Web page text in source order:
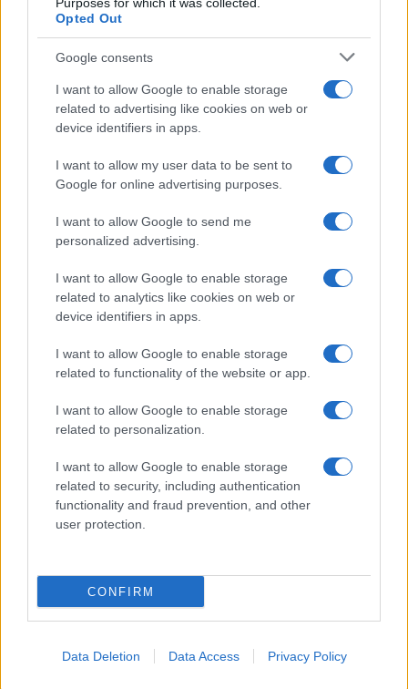
Opted Out
Google consents
I want to allow Google to enable storage
related to advertising like cookies on web or
device identifiers in apps.
I want to allow my user data to be sent to
Google for online advertising purposes.
I want to allow Google to send me
personalized advertising.
I want to allow Google to enable storage
related to analytics like cookies on web or
device identifiers in apps.
I want to allow Google to enable storage
related to functionality of the website or app.
I want to allow Google to enable storage
related to personalization.
I want to allow Google to enable storage
related to security, including authentication
functionality and fraud prevention, and other
user protection.
CONFIRM
Data Deletion Data Access Privacy Policy
©2026 - giardinaggio.net - p.iva 03338800984
Collabora con Giardinaggio.net
Pubblicità